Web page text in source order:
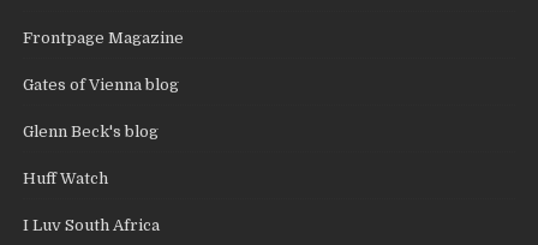
Frontpage Magazine
Gates of Vienna blog
Glenn Beck's blog
Huff Watch
I Luv South Africa